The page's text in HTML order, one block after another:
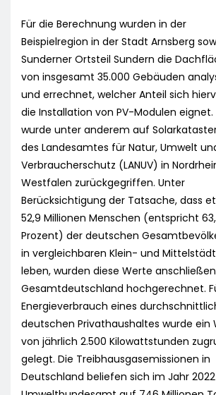
Für die Berechnung wurden in der
Beispielregion in der Stadt Arnsberg
Sunderner Ortsteil Sundern die
von insgesamt 35.000 Gebäuden
und errechnet, welcher Anteil sich
die Installation von PV-Modulen eignet.
wurde unter anderem auf
des Landesamtes für Natur, Umwelt
Verbraucherschutz (LANUV) in
Westfalen zurückgegriffen. Unter
Berücksichtigung der Tatsache, dass
52,9 Millionen Menschen (entspricht
Prozent) der deutschen
in vergleichbaren Klein- und
leben, wurden diese Werte
Gesamtdeutschland hochgerechnet.
Energieverbrauch eines
deutschen Privathaushaltes wurde ein
von jährlich 2.500 Kilowattstunden
gelegt. Die Treibhausgasemissionen in
Deutschland beliefen sich im Jahr